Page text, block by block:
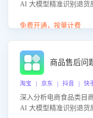
AI 大模型精准识别退货
力商家优化产品或服务
免费开通，按量计费
商品售后问
淘宝 | 京东 | 抖音 | 快
深入分析电商食品类目
AI 大模型精准识别退货